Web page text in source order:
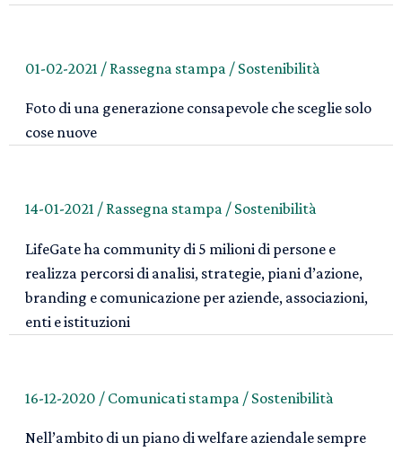
01-02-2021 /Rassegna stampa / Sostenibilità
Foto di una generazione consapevole che sceglie solo
cose nuove
14-01-2021 /Rassegna stampa / Sostenibilità
LifeGate ha community di 5 milioni di persone e
realizza percorsi di analisi, strategie, piani d’azione,
branding e comunicazione per aziende, associazioni,
enti e istituzioni
16-12-2020 / Comunicati stampa / Sostenibilità
Nell’ambito di un piano di welfare aziendale sempre